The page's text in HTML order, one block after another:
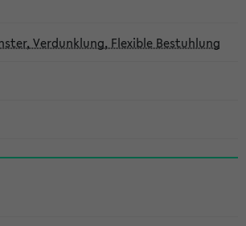
Verdunklung, Flexible Bestuhlung